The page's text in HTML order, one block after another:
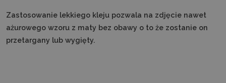
Zastosowanie lekkiego kleju pozwala na zdjęcie nawet
ażurowego wzoru z maty bez obawy o to że zostanie on
przetargany lub wygięty.